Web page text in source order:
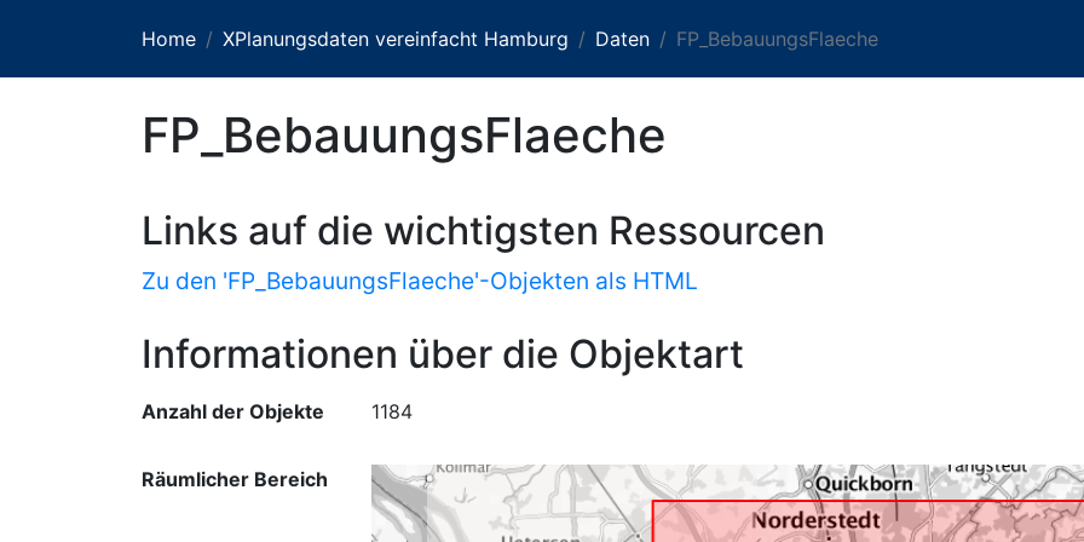
Home XPlanungsdaten vereinfacht Hamburg Daten FP_BebauungsFlaeche
FP_BebauungsFlaeche
Links auf die wichtigsten Ressourcen
Zu den 'FP_BebauungsFlaeche'-Objekten als HTML
Informationen über die Objektart
Anzahl der Objekte 1184
Räumlicher Bereich